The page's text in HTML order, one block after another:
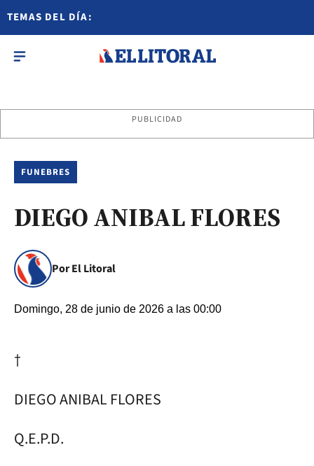
TEMAS DEL DÍA:
PUBLICIDAD
FUNEBRES
DIEGO ANIBAL FLORES
Por El Litoral
Domingo, 28 de junio de 2026 a las 00:00
†
DIEGO ANIBAL FLORES
Q.E.P.D.